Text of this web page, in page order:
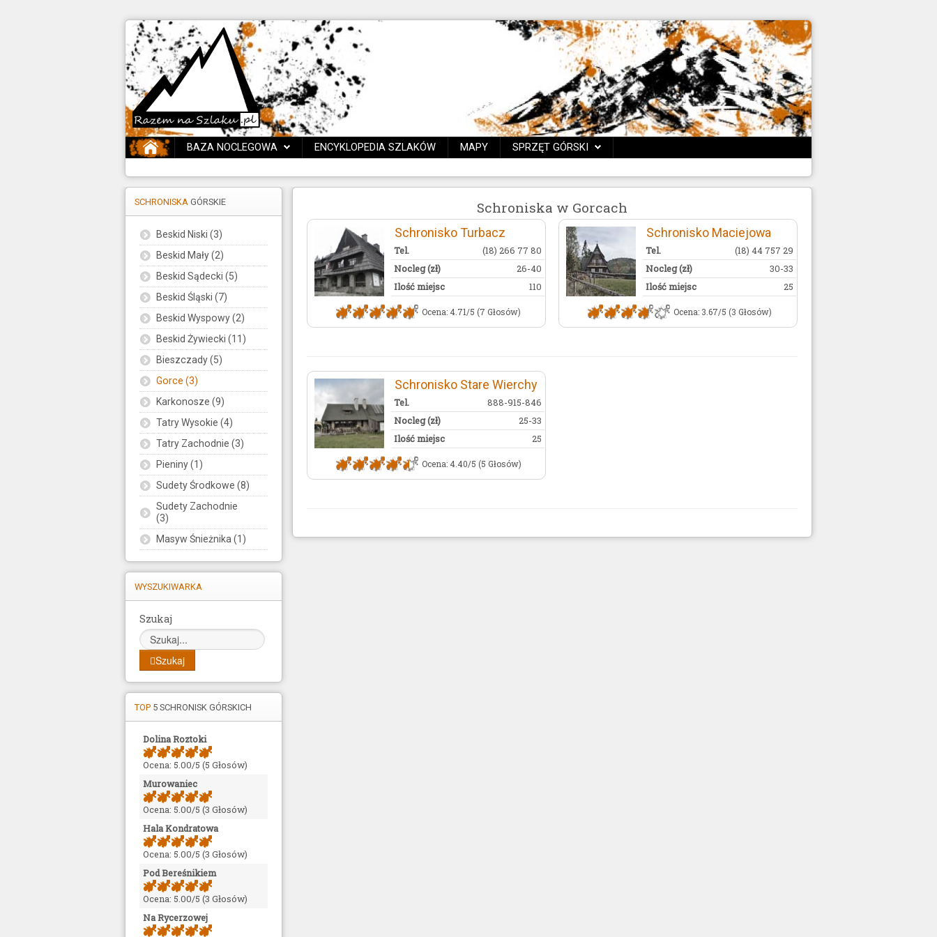
BAZA NOCLEGOWA ENCYKLOPEDIA SZLAKÓW MAPY SPRZĘT GÓRSKI
Schroniska w Gorcach
Schronisko Turbacz
Tel.
(18) 266 77 80
Nocleg (zł)
26-40
Ilość miejsc
110
Ocena: 4.71/5 (7 Głosów)
Schronisko Maciejowa
Tel.
(18) 44 757 29
Nocleg (zł)
30-33
Ilość miejsc
25
Ocena: 3.67/5 (3 Głosów)
Schronisko Stare Wierchy
Tel.
888-915-846
Nocleg (zł)
25-33
Ilość miejsc
25
Ocena: 4.40/5 (5 Głosów)
SCHRONISKA GÓRSKIE
Beskid Niski (3)
Beskid Mały (2)
Beskid Sądecki (5)
Beskid Śląski (7)
Beskid Wyspowy (2)
Beskid Żywiecki (11)
Bieszczady (5)
Gorce (3)
Karkonosze (9)
Tatry Wysokie (4)
Tatry Zachodnie (3)
Pieniny (1)
Sudety Środkowe (8)
Sudety Zachodnie
(3)
Masyw Śnieżnika (1)
WYSZUKIWARKA
Szukaj
Szukaj
TOP 5 SCHRONISK GÓRSKICH
Dolina Roztoki
Ocena: 5.00/5 (5 Głosów)
Murowaniec
Ocena: 5.00/5 (3 Głosów)
Hala Kondratowa
Ocena: 5.00/5 (3 Głosów)
Pod Bereśnikiem
Ocena: 5.00/5 (3 Głosów)
Na Rycerzowej